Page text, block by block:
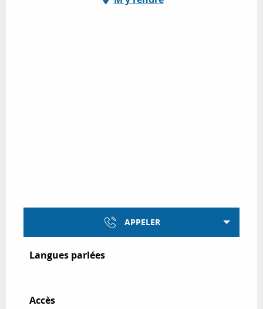
APPELER
Langues parlées
Langues parlées
Accès
Accès